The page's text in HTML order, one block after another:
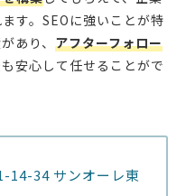
す。SEOに強いことが特
あり、 アフターフォロー
安心して任せることがで
14-34 サンオーレ東